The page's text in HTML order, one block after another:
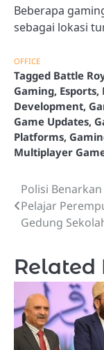
Beberapa
sebagai lokasi
OFFICE
Tagged Battle
Gaming, Esports,
Development,
Game Updates,
Platforms,
Multiplayer
Post
Polisi
Pelajar
Gedung
Related